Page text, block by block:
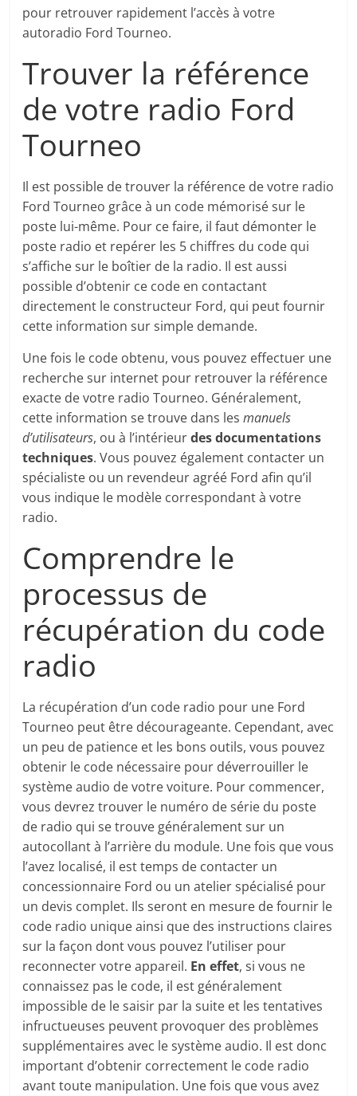
pour retrouver rapidement l’accès à votre
autoradio Ford Tourneo.
Trouver la référence
de votre radio Ford
Tourneo
Il est possible de trouver la référence de votre radio
Ford Tourneo grâce à un code mémorisé sur le
poste lui-même. Pour ce faire, il faut démonter le
poste radio et repérer les 5 chiffres du code qui
s’affiche sur le boîtier de la radio. Il est aussi
possible d’obtenir ce code en contactant
directement le constructeur Ford, qui peut fournir
cette information sur simple demande.
Une fois le code obtenu, vous pouvez effectuer une
recherche sur internet pour retrouver la référence
exacte de votre radio Tourneo. Généralement,
cette information se trouve dans lesmanuels
d’utilisateurs, ou à l’intérieurdes documentations
techniques. Vous pouvez également contacter un
spécialiste ou un revendeur agréé Ford afin qu’il
vous indique le modèle correspondant à votre
radio.
Comprendre le
processus de
récupération du code
radio
La récupération d’un code radio pour une Ford
Tourneo peut être décourageante. Cependant, avec
un peu de patience et les bons outils, vous pouvez
obtenir le code nécessaire pour déverrouiller le
système audio de votre voiture. Pour commencer,
vous devrez trouver le numéro de série du poste
de radio qui se trouve généralement sur un
autocollant à l’arrière du module. Une fois que vous
l’avez localisé, il est temps de contacter un
concessionnaire Ford ou un atelier spécialisé pour
un devis complet. Ils seront en mesure de fournir le
code radio unique ainsi que des instructions claires
sur la façon dont vous pouvez l’utiliser pour
reconnecter votre appareil. En effet, si vous ne
connaissez pas le code, il est généralement
impossible de le saisir par la suite et les tentatives
infructueuses peuvent provoquer des problèmes
supplémentaires avec le système audio. Il est donc
important d’obtenir correctement le code radio
avant toute manipulation. Une fois que vous avez